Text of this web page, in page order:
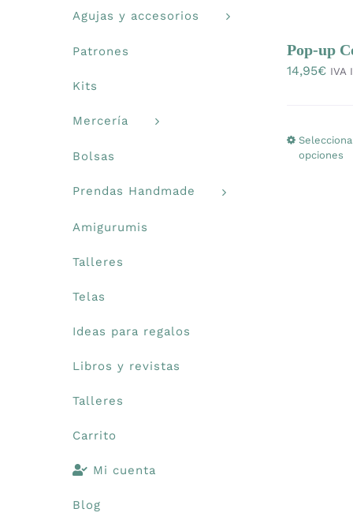
Pop-up
14,95€ IVA
opciones
Agujas y accesorios
Patrones
Kits
Mercería
Bolsas
Prendas Handmade
Amigurumis
Talleres
Telas
Ideas para regalos
Libros y revistas
Talleres
Carrito
Mi cuenta
Blog